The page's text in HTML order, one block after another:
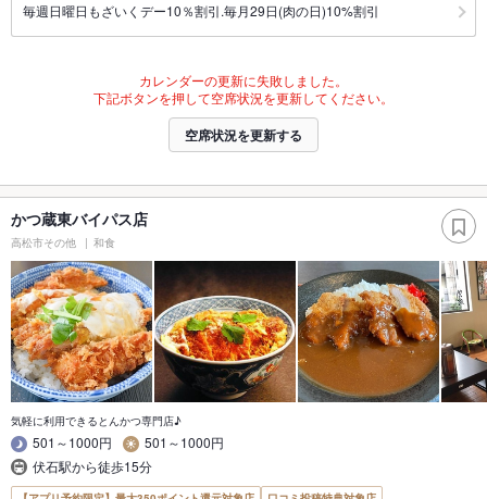
毎週日曜日もざいくデー10％割引.毎月29日(肉の日)10%割引
カレンダーの更新に失敗しました。
下記ボタンを押して空席状況を更新してください。
空席状況を更新する
かつ蔵東バイパス店
高松市その他 和食
気軽に利用できるとんかつ専門店♪
501～1000円
501～1000円
伏石駅から徒歩15分